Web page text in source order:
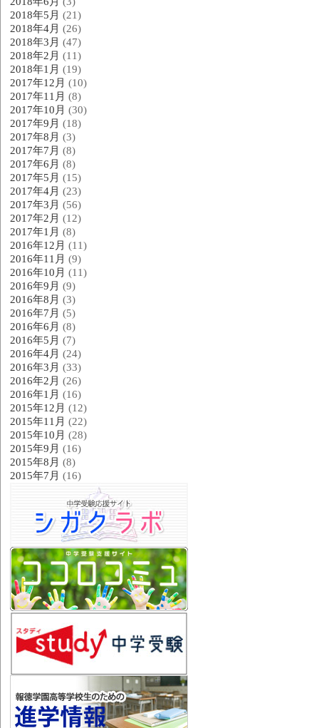
2018年5月 (21)
2018年4月 (26)
2018年3月 (47)
2018年2月 (11)
2018年1月 (19)
2017年12月 (10)
2017年11月 (8)
2017年10月 (30)
2017年9月 (18)
2017年8月 (3)
2017年7月 (8)
2017年6月 (8)
2017年5月 (15)
2017年4月 (23)
2017年3月 (56)
2017年2月 (12)
2017年1月 (8)
2016年12月 (11)
2016年11月 (9)
2016年10月 (11)
2016年9月 (9)
2016年8月 (3)
2016年7月 (5)
2016年6月 (8)
2016年5月 (7)
2016年4月 (24)
2016年3月 (33)
2016年2月 (26)
2016年1月 (16)
2015年12月 (12)
2015年11月 (22)
2015年10月 (28)
2015年9月 (16)
2015年8月 (8)
2015年7月 (16)